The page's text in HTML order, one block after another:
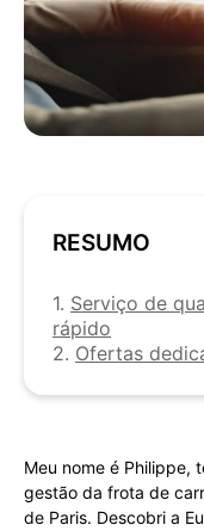
RESUMO
1. Serviço de
rápido
2. Ofertas
Meu nome é Philippe,
gestão da frota de
de Paris. Descobri a